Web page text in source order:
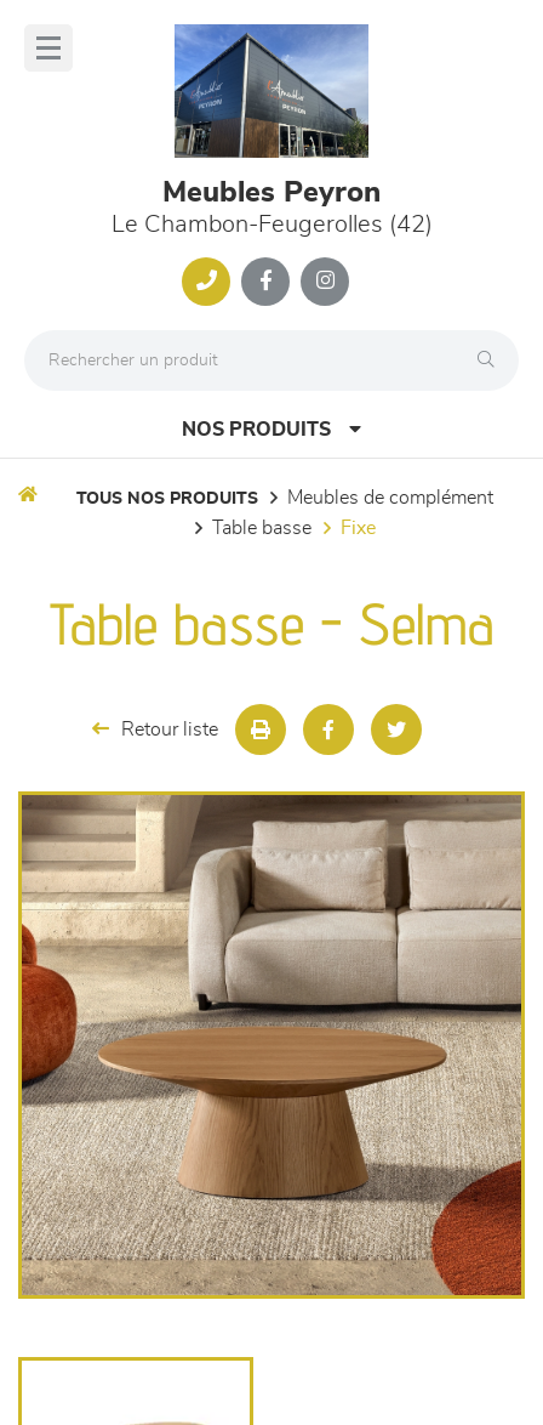
Meubles Peyron
Le Chambon-Feugerolles (42)
NOS PRODUITS
séjours
chambres et dressing
décoration
TOUS NOS PRODUITS
meubles de complément
table basse
fixe
Table basse - Selma
Retour liste